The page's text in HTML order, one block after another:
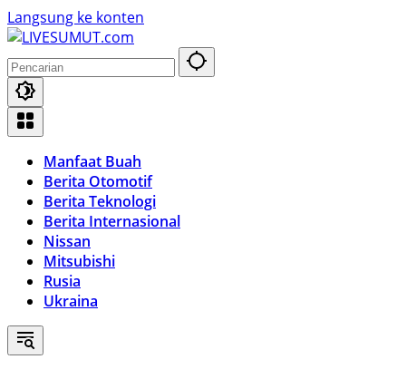
Langsung ke konten
Manfaat Buah
Berita Otomotif
Berita Teknologi
Berita Internasional
Nissan
Mitsubishi
Rusia
Ukraina